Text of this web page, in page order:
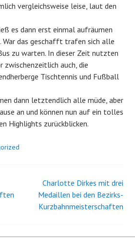
vergleichsweise leise, laut den
es dann erst einmal aufräumen
War das geschafft trafen sich alle
zu warten. In dieser Zeit nutzten
zwischenzeitlich auch, die
Tischtennis und Fußball
dann letztendlich alle müde, aber
an und können nun auf ein tolles
Highlights zurückblicken.
Charlotte Dirkes mit drei
Medaillen bei den Bezirks-
Kurzbahnmeisterschaften